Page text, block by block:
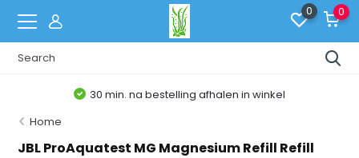
0 0
30 min. na bestelling afhalen in winkel
Home
JBL ProAquatest MG Magnesium Refill Refill